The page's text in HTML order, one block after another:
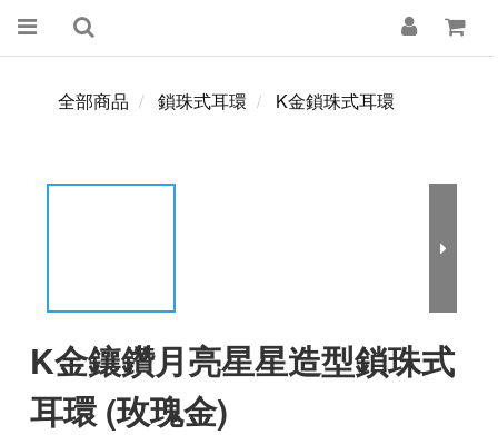
全部商品 鎖珠式耳環 K金鎖珠式耳環
K金鑲鑽月亮星星造型鎖珠式
耳環 (玫瑰金)